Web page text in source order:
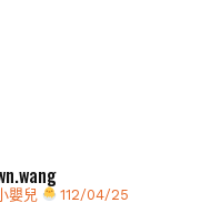
嬰兒 112/04/25